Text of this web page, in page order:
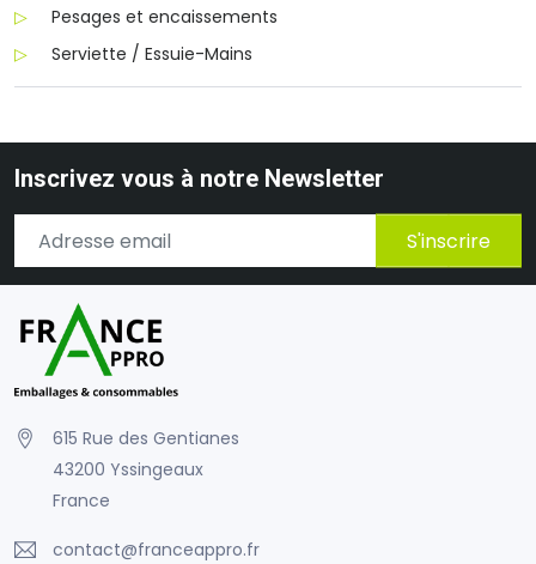
Pesages et encaissements
Serviette / Essuie-Mains
Inscrivez vous à notre Newsletter
S'inscrire
615 Rue des Gentianes
43200 Yssingeaux
France
contact@franceappro.fr